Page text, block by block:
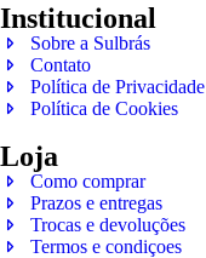
Institucional
Sobre a Sulbrás
Contato
Política de Privacidade
Política de Cookies
Loja
Como comprar
Prazos e entregas
Trocas e devoluções
Termos e condiçoes